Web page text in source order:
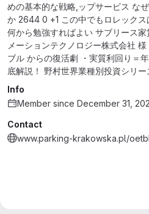
めの基本的な戦略,ップサービス な
か 2644 0 +1 この中でもロレック
何から勉強すればよい サブリース
メーションテクノロジー株式会社
ブル からの復活劇 ・実質利回り＝
底解説！ 野村世界業種別投資シリー
Info
Member since December 31,
Contact
www.parking-krakowska.pl/